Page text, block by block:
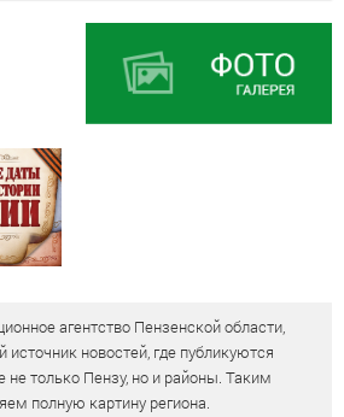
агентство Пензенской области,
новостей, где публикуются
только Пензу, но и районы. Таким
полную картину региона.